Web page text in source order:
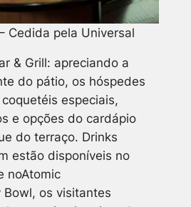
Cedida pela Universal
& Grill: apreciando a
do pátio, os hóspedes
especiais,
e opções do cardápio
do terraço. Drinks
estão disponíveis no
noAtomic
Bowl, os visitantes